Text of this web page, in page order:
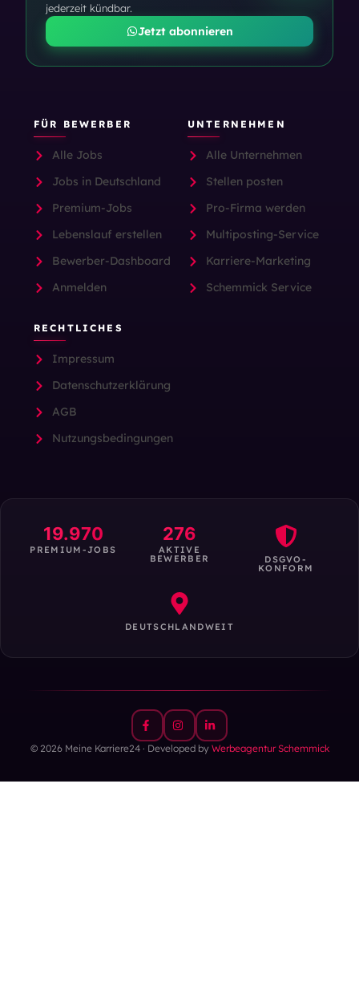
jederzeit kündbar.
Jetzt abonnieren
FÜR BEWERBER
Alle Jobs
Jobs in Deutschland
Premium-Jobs
Lebenslauf erstellen
Bewerber-Dashboard
Anmelden
UNTERNEHMEN
Alle Unternehmen
Stellen posten
Pro-Firma werden
Multiposting-Service
Karriere-Marketing
Schemmick Service
RECHTLICHES
Impressum
Datenschutzerklärung
AGB
Nutzungsbedingungen
19.970
PREMIUM-JOBS
276
AKTIVE
BEWERBER DSGVO-
KONFORM
DEUTSCHLANDWEIT
© 2026 Meine Karriere24 · Developed by Werbeagentur Schemmick